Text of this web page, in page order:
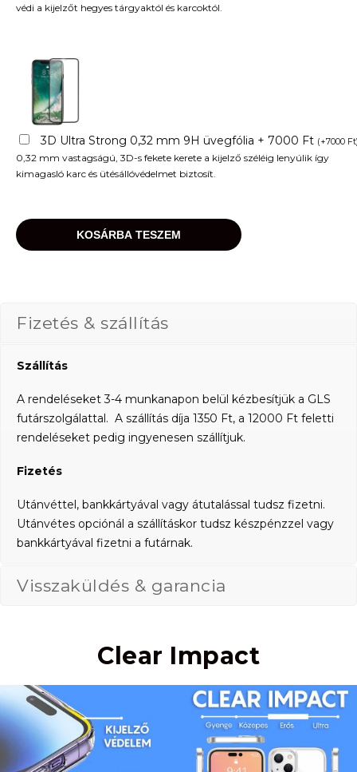
védi a kijelzőt hegyes tárgyaktól és karcoktól.
3D Ultra Strong 0,32 mm 9H üvegfólia + 7000 Ft (+7000 Ft
0,32 mm vastagságú, 3D-s fekete kerete a kijelző széléig lenyúlik így
kimagasló karc és ütésállóvédelmet biztosít.
KOSÁRBA TESZEM
Fizetés & szállítás
Szállítás
A rendeléseket 3-4 munkanapon belül kézbesítjük a GLS
futárszolgálattal. A szállítás díja 1350 Ft, a 12000 Ft feletti
rendeléseket pedig ingyenesen szállítjuk.
Fizetés
Utánvéttel, bankkártyával vagy átutalással tudsz fizetni.
Utánvétes opciónál a szállításkor tudsz készpénzzel vagy
bankkártyával fizetni a futárnak.
Visszaküldés & garancia
Clear Impact